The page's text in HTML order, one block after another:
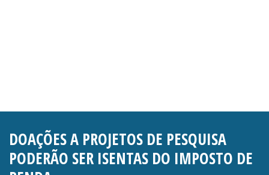
DOAÇÕES A PROJETOS DE PESQUISA
PODERÃO SER ISENTAS DO IMPOSTO DE